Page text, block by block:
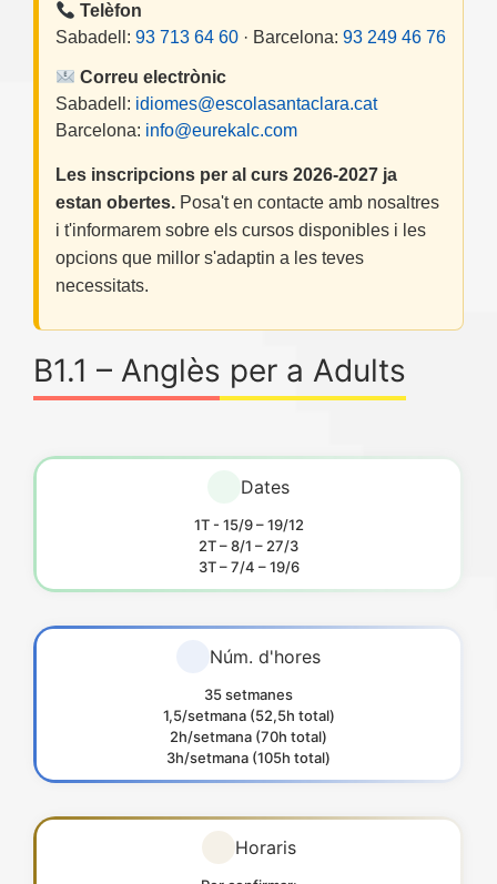
Telèfon
Sabadell: 93 713 64 60 · Barcelona: 93 249 46 76
Correu electrònic
Sabadell: idiomes@escolasantaclara.cat
Barcelona: info@eurekalc.com
Les inscripcions per al curs 2026-2027 ja
estan obertes. Posa't en contacte amb nosaltres
i t'informarem sobre els cursos disponibles i les
opcions que millor s'adaptin a les teves
necessitats.
B1.1 – Anglès per a Adults
Dates
1T - 15/9 – 19/12
2T – 8/1 – 27/3
3T – 7/4 – 19/6
Núm. d'hores
35 setmanes
1,5/setmana (52,5h total)
2h/setmana (70h total)
3h/setmana (105h total)
Horaris